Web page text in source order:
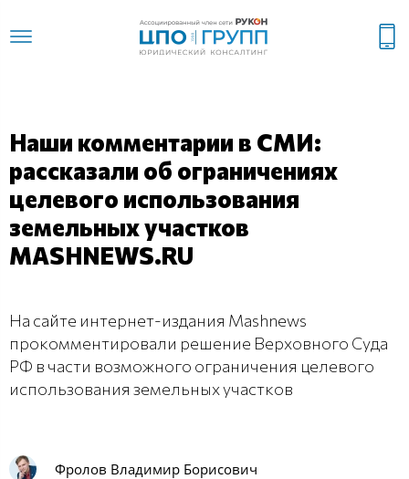
Наши комментарии в СМИ:
рассказали об ограничениях
целевого использования
земельных участков
MASHNEWS.RU
На сайте интернет-издания Mashnews
прокомментировали решение Верховного Суда
РФ в части возможного ограничения целевого
использования земельных участков
Фролов Владимир Борисович